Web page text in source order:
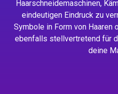
Haarschneidemaschinen,
eindeutigen Eindruck zu
Symbole in Form von Haaren
ebenfalls stellvertretend für
deine